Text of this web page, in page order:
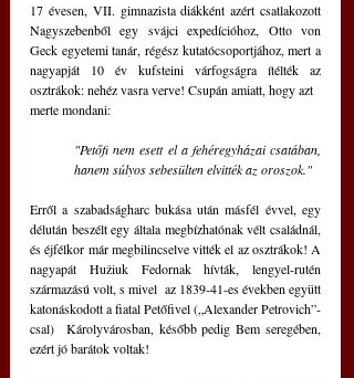
17 évesen, VII. gimnazista diákként azért csatlakozott
Nagyszebenből egy svájci expedícióhoz, Otto von
Geck egyetemi tanár, régész kutatócsoportjához, mert a
nagyapját 10 év kufsteini várfogságra ítélték az
osztrákok: nehéz vasra verve! Csupán amiatt, hogy azt
merte mondani:
"Petőfi nem esett el a fehéregyházai csatában,
hanem súlyos sebesülten elvitték az oroszok."
Erről a szabadságharc bukása után másfél évvel, egy
délután beszélt egy általa megbízhatónak vélt családnál,
és éjfélkor már megbilincselve vitték el az osztrákok! A
nagyapát Hužiuk Fedornak hívták, lengyel-rutén
származású volt, s mivel  az 1839-41-es években együtt
katonáskodott a fiatal Petőfivel („Alexander Petrovich”-
csal)  Károlyvárosban, később pedig Bem seregében,
ezért jó barátok voltak!